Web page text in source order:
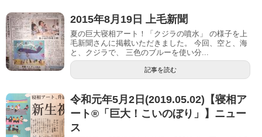
2015年8月19日 上毛新聞
夏の巨大寝相アート！「クジラの噴水」 の様子を上
毛新聞さんに掲載いただきました。 今回、空と、海
と、クジラで、 三色のブルーを使い分...
記事を読む
令和元年5月2日(2019.05.02)【寝相ア
ート®「巨大！こいのぼり」】ニュー
ス